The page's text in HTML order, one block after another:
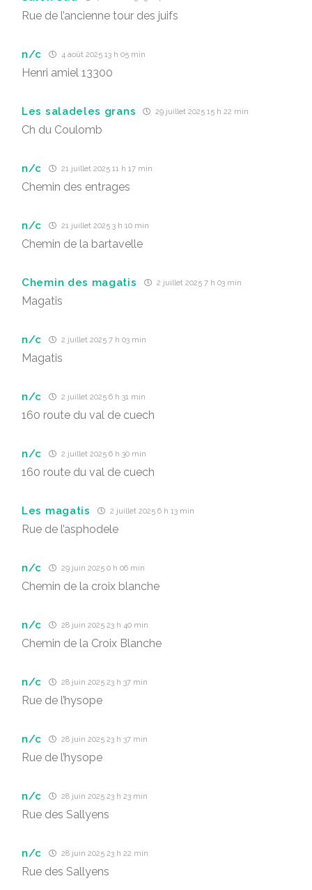
Rue de l’ancienne tour des juifs
n/c 4 août 2025 13 h 05 min
Henri amiel 13300
Les saladeles grans 29 juillet 2025 15 h 22 min
Ch du Coulomb
n/c 21 juillet 2025 11 h 17 min
Chemin des entrages
n/c 21 juillet 2025 3 h 10 min
Chemin de la bartavelle
Chemin des magatis 2 juillet 2025 7 h 03 min
Magatis
n/c 2 juillet 2025 7 h 03 min
Magatis
n/c 2 juillet 2025 6 h 31 min
160 route du val de cuech
n/c 2 juillet 2025 6 h 30 min
160 route du val de cuech
Les magatis 2 juillet 2025 6 h 13 min
Rue de l’asphodele
n/c 29 juin 2025 0 h 06 min
Chemin de la croix blanche
n/c 28 juin 2025 23 h 40 min
Chemin de la Croix Blanche
n/c 28 juin 2025 23 h 37 min
Rue de l’hysope
n/c 28 juin 2025 23 h 37 min
Rue de l’hysope
n/c 28 juin 2025 23 h 23 min
Rue des Sallyens
n/c 28 juin 2025 23 h 22 min
Rue des Sallyens